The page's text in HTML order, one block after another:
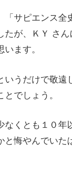
「サピエンス全
たが、ＫＹ さん
ます。
いうだけで敬遠
でしょう。
なくとも１０年
悔やんでいた